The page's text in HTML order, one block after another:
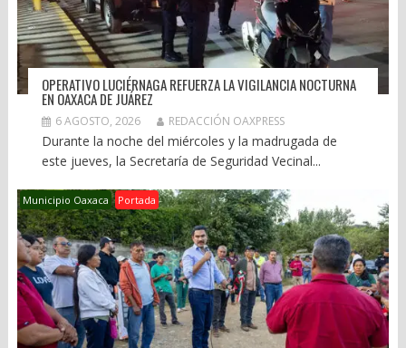
OPERATIVO LUCIÉRNAGA REFUERZA LA VIGILANCIA NOCTURNA
EN OAXACA DE JUÁREZ
6 AGOSTO, 2026 REDACCIÓN OAXPRESS
Durante la noche del miércoles y la madrugada de
este jueves, la Secretaría de Seguridad Vecinal...
Municipio Oaxaca Portada